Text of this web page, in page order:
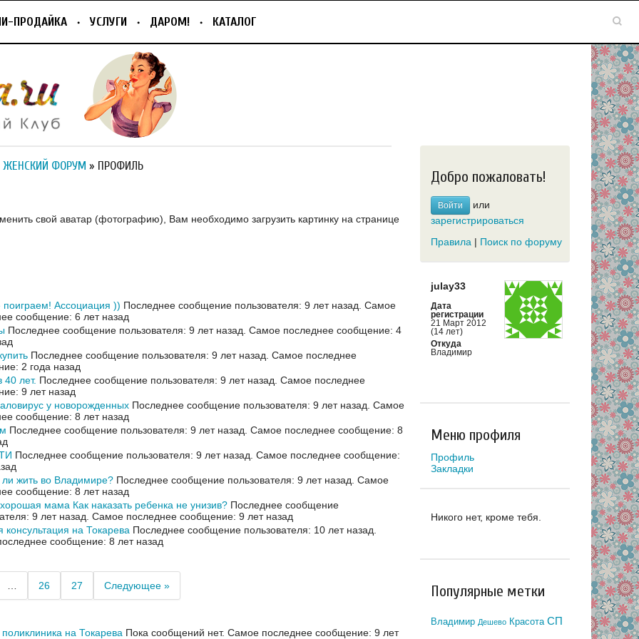
ПРОДАЙКА УСЛУГИ ДАРОМ! КАТАЛОГ
ФОРУМ » ПРОФИЛЬ
свой аватар (фотографию), Вам необходимо загрузить картинку на странице
поиграем! Ассоциация )) Последнее сообщение пользователя: 9 лет назад. Самое
сообщение: 6 лет назад
Последнее сообщение пользователя: 9 лет назад. Самое последнее сообщение: 4
Последнее сообщение пользователя: 9 лет назад. Самое последнее
2 года назад
40 лет. Последнее сообщение пользователя: 9 лет назад. Самое последнее
9 лет назад
у новорожденных Последнее сообщение пользователя: 9 лет назад. Самое
сообщение: 8 лет назад
Последнее сообщение пользователя: 9 лет назад. Самое последнее сообщение: 8
Последнее сообщение пользователя: 9 лет назад. Самое последнее сообщение:
жить во Владимире? Последнее сообщение пользователя: 9 лет назад. Самое
сообщение: 8 лет назад
мама Как наказать ребенка не унизив? Последнее сообщение
9 лет назад. Самое последнее сообщение: 9 лет назад
консультация на Токарева Последнее сообщение пользователя: 10 лет назад.
сообщение: 8 лет назад
26 27 Следующее »
поликлиника на Токарева Пока сообщений нет. Самое последнее сообщение: 9 лет
Добро пожаловать!
Войти
или
зарегистрироваться
Правила | Поиск по форуму
julay33
Дата
регистрации
21 Март 2012
(14 лет)
Откуда
Владимир
Меню профиля
Профиль
Закладки
Никого нет, кроме тебя.
Популярные метки
Владимир Дешево Красота СП